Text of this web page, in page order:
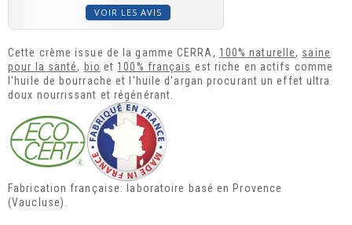
VOIR LES AVIS
Cette crème issue de la gamme CERRA, 100% naturelle, saine
pour la santé, bio et 100% français est riche en actifs comme
l'huile de bourrache et l'huile d'argan procurant un effet ultra
doux nourrissant et régénérant.
Fabrication française: laboratoire basé en Provence
(Vaucluse).